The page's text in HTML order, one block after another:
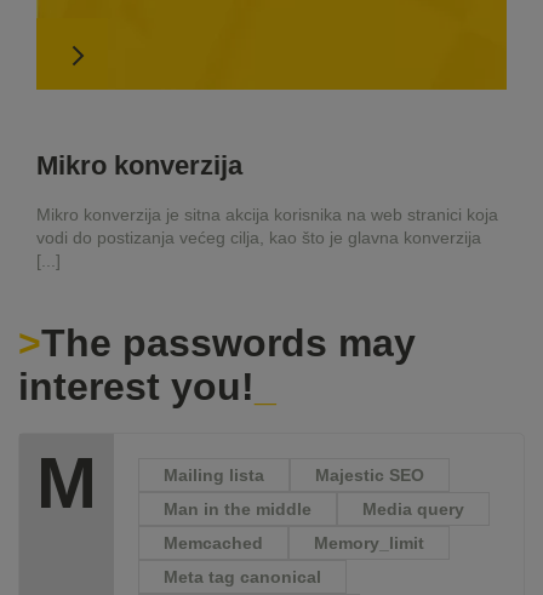
Mikro konverzija
Mikro konverzija je sitna akcija korisnika na web stranici koja
vodi do postizanja većeg cilja, kao što je glavna konverzija
[...]
The passwords may
interest you!
M Mailing lista
Majestic SEO
Man in the middle
Media query
Memcached
Memory_limit
Meta tag canonical